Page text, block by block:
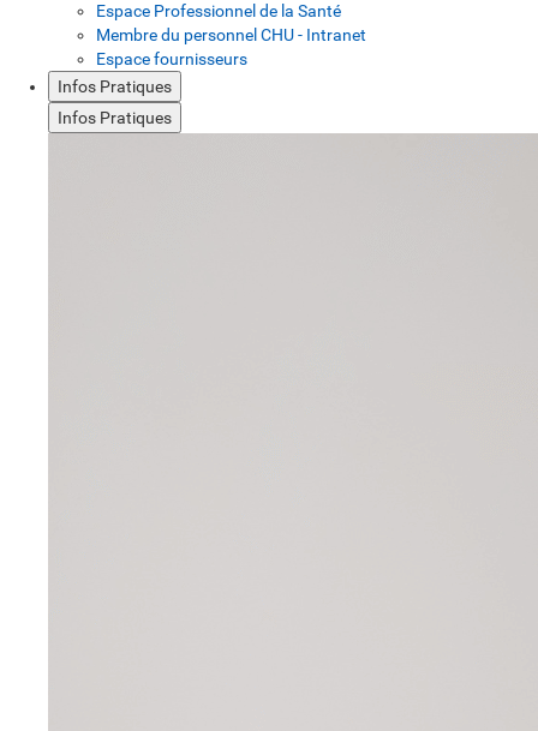
Espace Professionnel de la Santé
Membre du personnel CHU - Intranet
Espace fournisseurs
Infos Pratiques
Infos Pratiques